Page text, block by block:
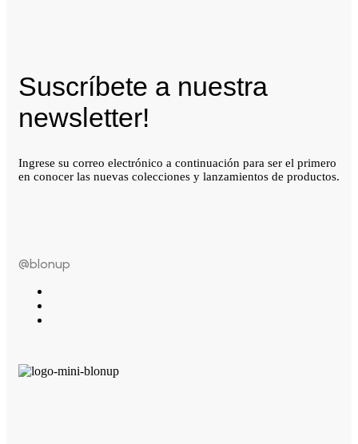
Suscríbete a nuestra
newsletter!
Ingrese su correo electrónico a continuación para ser el primero
en conocer las nuevas colecciones y lanzamientos de productos.
@blonup